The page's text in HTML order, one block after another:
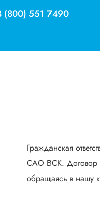
(800) 551 7490
Гражданская
САО ВСК. Договор
обращаясь в нашу